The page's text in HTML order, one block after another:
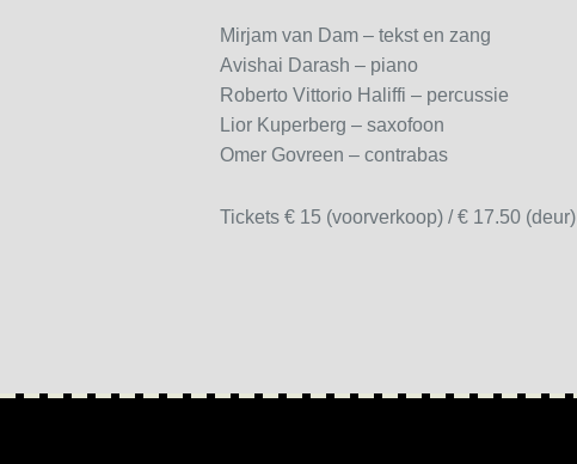
Mirjam van Dam – tekst en zang
Avishai Darash – piano
Roberto Vittorio Haliffi – percussie
Lior Kuperberg – saxofoon
Omer Govreen – contrabas
Tickets € 15 (voorverkoop) / € 17.50 (deur)